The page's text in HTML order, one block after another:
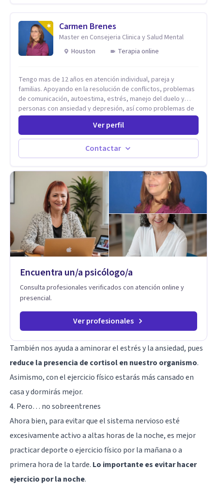
Carmen Brenes
Master en Consejeria Clinica y Salud Mental
Houston
Terapia online
Tengo mas de 12 años en atención individual, pareja y
familias. Apoyando en la resolución de conflictos, problemas
de comunicación, autoestima, estrés, manejo del duelo y
personas con ansiedad y depresión, así como problemas de
conducta y comportamiento. Desarrollo de personas
Estableciendo metas a corto y largo plazo, es vital para la
vida de cada uno tener su propia vision.
Ver perfil
Contactar
Encuentra un/a psicólogo/a
Consulta profesionales verificados con atención online y
presencial.
Ver profesionales
También nos ayuda a aminorar el estrés y la ansiedad, pues
reduce la presencia de cortisol en nuestro organismo.
Asimismo, con el ejercicio físico estarás más cansado en
casa y dormirás mejor.
4. Pero… no sobreentrenes
Ahora bien, para evitar que el sistema nervioso esté
excesivamente activo a altas horas de la noche, es mejor
practicar deporte o ejercicio físico por la mañana o a
primera hora de la tarde. Lo importante es evitar hacer
ejercicio por la noche.